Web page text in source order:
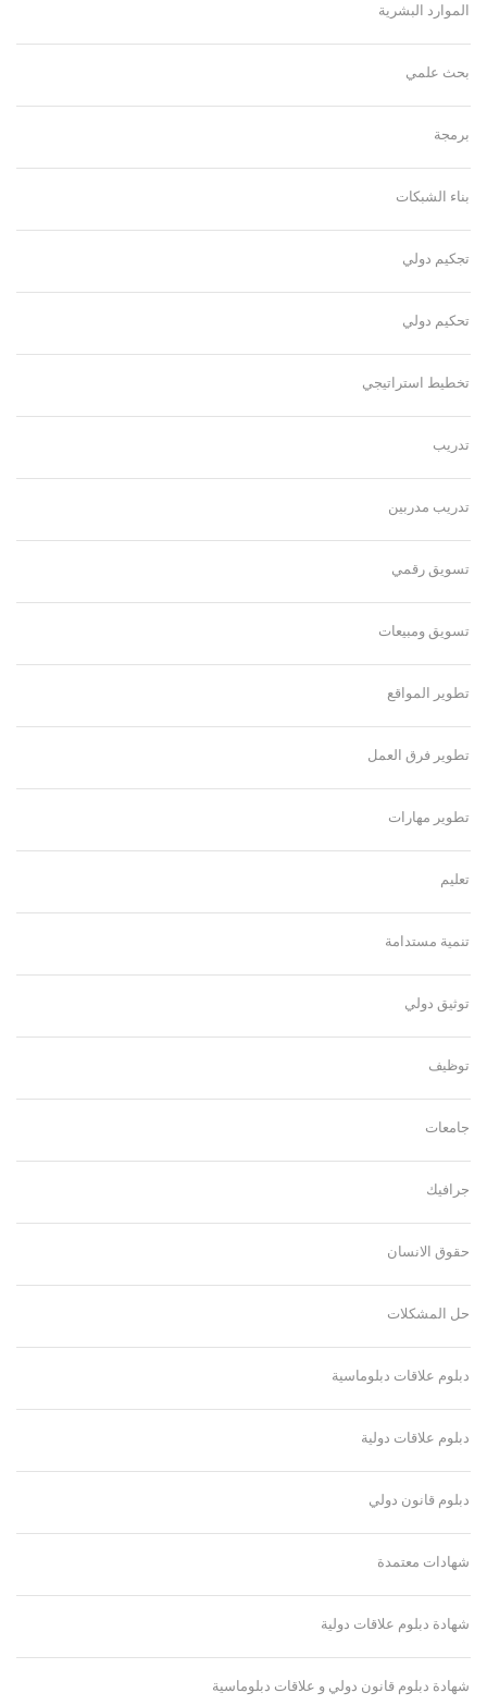
الموارد البشرية
بحث علمي
برمجة
بناء الشبكات
تجكيم دولي
تحكيم دولي
تخطيط استراتيجي
تدريب
تدريب مدربين
تسويق رقمي
تسويق ومبيعات
تطوير المواقع
تطوير فرق العمل
تطوير مهارات
تعليم
تنمية مستدامة
توثيق دولي
توظيف
جامعات
جرافيك
حقوق الانسان
حل المشكلات
دبلوم علاقات دبلوماسية
دبلوم علاقات دولية
دبلوم قانون دولي
شهادات معتمدة
شهادة دبلوم علاقات دولية
شهادة دبلوم قانون دولي و علاقات دبلوماسية